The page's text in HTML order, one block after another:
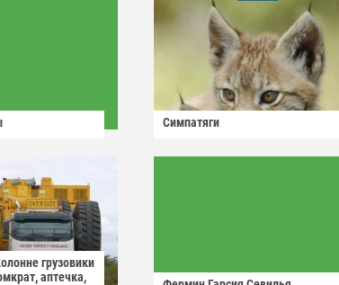
Симпатяги
грузовики
аптечка,